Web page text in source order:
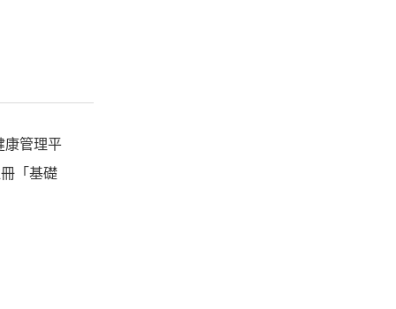
康管理平
「基礎